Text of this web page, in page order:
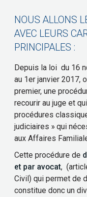
NOUS ALLONS
AVEC LEURS
PRINCIPALES :
Depuis la loi du 16
au 1er janvier 2017,
premier, une
recourir au juge et
procédures
judiciaires » qui
aux Affaires
Cette procédure de
et par avocat,
Civil) qui permet de
constitue donc un